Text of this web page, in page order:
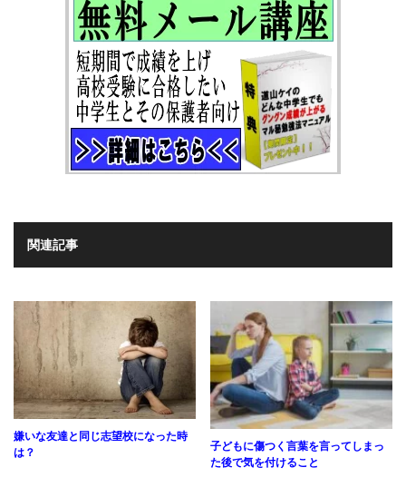
関連記事
嫌いな友達と同じ志望校になった時
は？
子どもに傷つく言葉を言ってしまっ
た後で気を付けること